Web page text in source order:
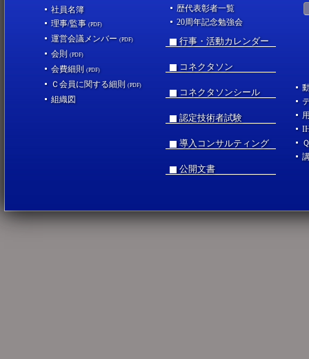
社員名簿
理事/監事 (PDF)
運営会議メンバー (PDF)
会則 (PDF)
会費細則 (PDF)
Ｃ会員に関する細則 (PDF)
組織図
歴代表彰者一覧
20周年記念勉強会
行事・活動カレンダー
コネクタソン
コネクタソンシール
認定技術者試験
導入コンサルティング
公開文書